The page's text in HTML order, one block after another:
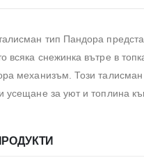
тип Пандора
всяка снежинка вътре в
механизъм. Този
усещане за уют и топлина